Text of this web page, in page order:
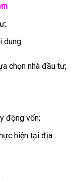
dung:
chọn nhà đầu tư;
động vốn;
hiện tại địa